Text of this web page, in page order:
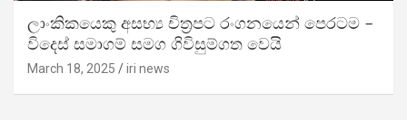
ලාංකිකයෙකු අසභ්‍ය චිත්‍රපට රංගනයෙන් පෙරටම –
විදෙස් සමාගම් සමග ගිවිසුම්ගත වෙයි
March 18, 2025 iri news